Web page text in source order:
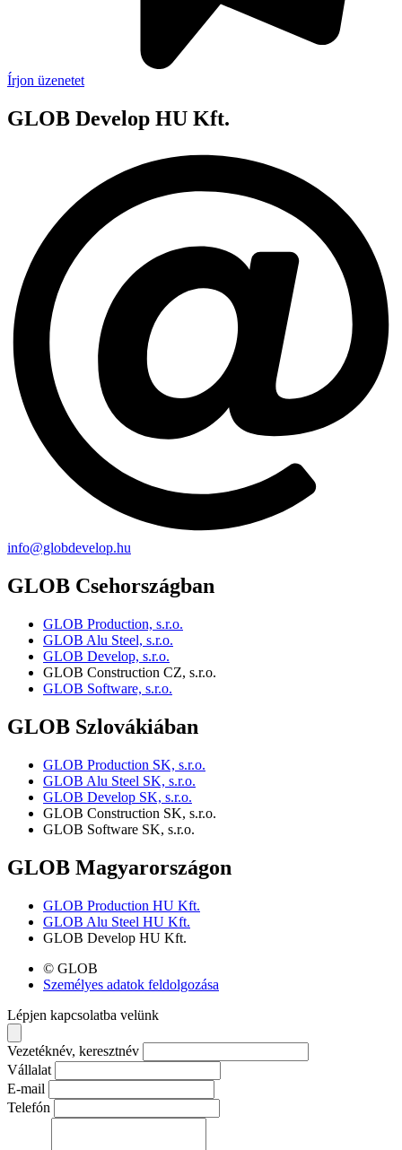
Írjon üzenetet
GLOB Develop HU Kft.
info@globdevelop.hu
GLOB Csehországban
GLOB Production, s.r.o.
GLOB Alu Steel, s.r.o.
GLOB Develop, s.r.o.
GLOB Construction CZ, s.r.o.
GLOB Software, s.r.o.
GLOB Szlovákiában
GLOB Production SK, s.r.o.
GLOB Alu Steel SK, s.r.o.
GLOB Develop SK, s.r.o.
GLOB Construction SK, s.r.o.
GLOB Software SK, s.r.o.
GLOB Magyarországon
GLOB Production HU Kft.
GLOB Alu Steel HU Kft.
GLOB Develop HU Kft.
© GLOB
Személyes adatok feldolgozása
Lépjen kapcsolatba velünk
Vezetéknév, keresztnév
Vállalat
E-mail
Telefón